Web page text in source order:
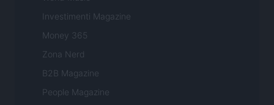
Investimenti Magazine
Money 365
Zona Nerd
B2B Magazine
People Magazine